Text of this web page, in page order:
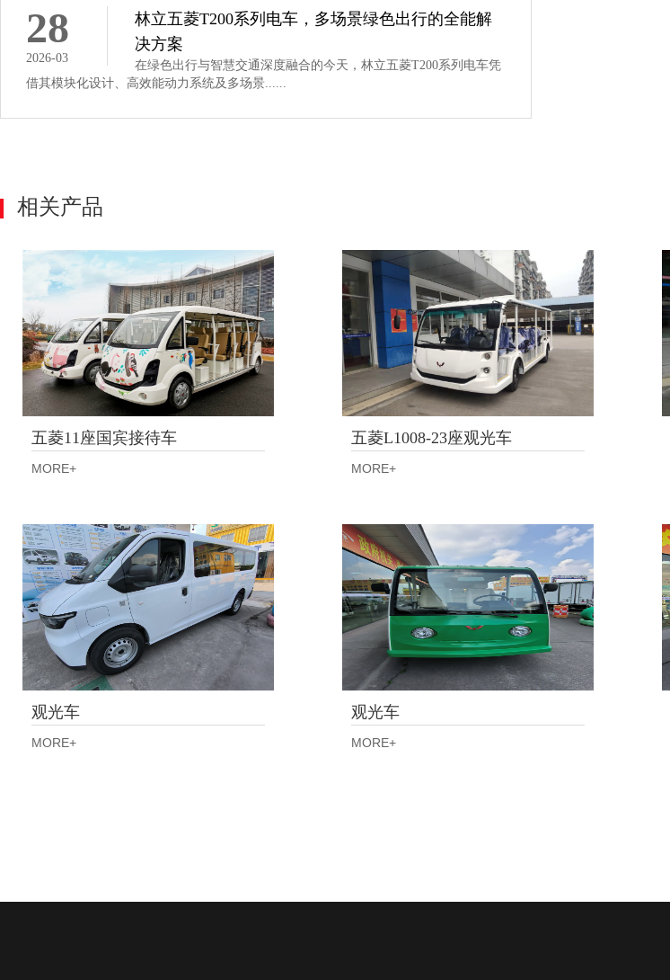
28
2026-03
林立五菱T200系列电车，多场景绿色出行的全能解
决方案
在绿色出行与智慧交通深度融合的今天，林立五菱T200系列电车凭
借其模块化设计、高效能动力系统及多场景......
相关产品
五菱11座国宾接待车
MORE+
五菱L1008-23座观光车
MORE+
观光车
MORE+
观光车
MORE+